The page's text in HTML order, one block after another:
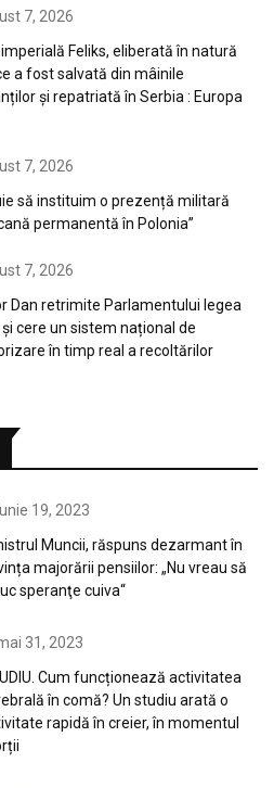
7, 2026
Feliks, eliberată în natură
a fost salvată din mâinile
și repatriată în Serbia : Europa
7, 2026
să instituim o prezență militară
permanentă în Polonia”
7, 2026
Dan retrimite Parlamentului legea
cere un sistem național de
în timp real a recoltărilor
19, 2023
Muncii, răspuns dezarmant în
majorării pensiilor: „Nu vreau să
speranţe cuiva“
31, 2023
Cum funcționează activitatea
în comă? Un studiu arată o
rapidă în creier, în momentul